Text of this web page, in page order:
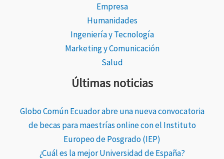
Empresa
Humanidades
Ingeniería y Tecnología
Marketing y Comunicación
Salud
Últimas noticias
Globo Común Ecuador abre una nueva convocatoria
de becas para maestrías online con el Instituto
Europeo de Posgrado (IEP)
¿Cuál es la mejor Universidad de España?